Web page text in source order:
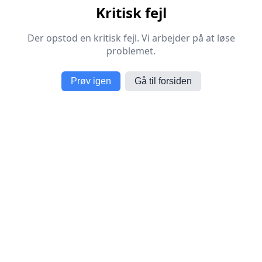
Kritisk fejl
Der opstod en kritisk fejl. Vi arbejder på at løse
problemet.
Prøv igen Gå til forsiden